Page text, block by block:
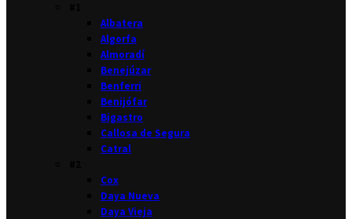
Albatera
Algorfa
Almoradí
Benejúzar
Benferri
Benijófar
Bigastro
Callosa de Segura
Catral
Cox
Daya Nueva
Daya Vieja